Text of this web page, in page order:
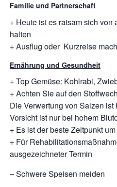
Familie und Partnerschaft
+ Heute ist es ratsam sich von
halten
+ Ausflug oder Kurzreise
Ernährung und Gesundheit
+ Top Gemüse: Kohlrabi,
+ Achten Sie auf den
Die Verwertung von Salzen ist
Vorsicht ist nur bei hohem
+ Es ist der beste Zeitpunkt
+ Für
ausgezeichneter Termin
– Schwere Speisen meiden